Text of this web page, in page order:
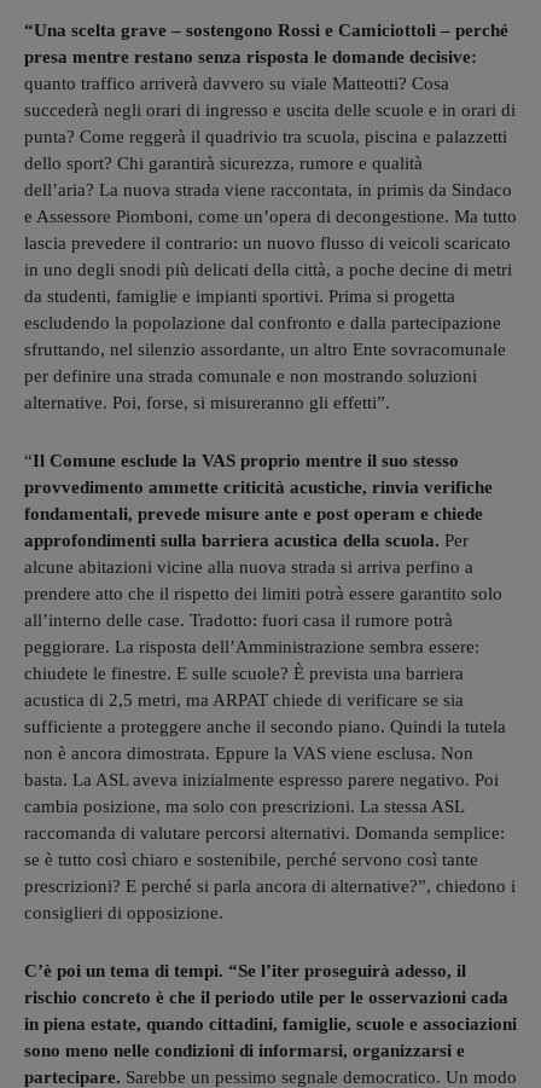
“Una scelta grave – sostengono Rossi e Camiciottoli – perché
presa mentre restano senza risposta le domande decisive:
quanto traffico arriverà davvero su viale Matteotti? Cosa
succederà negli orari di ingresso e uscita delle scuole e in orari di
punta? Come reggerà il quadrivio tra scuola, piscina e palazzetti
dello sport? Chi garantirà sicurezza, rumore e qualità
dell’aria? La nuova strada viene raccontata, in primis da Sindaco
e Assessore Piomboni, come un’opera di decongestione. Ma tutto
lascia prevedere il contrario: un nuovo flusso di veicoli scaricato
in uno degli snodi più delicati della città, a poche decine di metri
da studenti, famiglie e impianti sportivi. Prima si progetta
escludendo la popolazione dal confronto e dalla partecipazione
sfruttando, nel silenzio assordante, un altro Ente sovracomunale
per definire una strada comunale e non mostrando soluzioni
alternative. Poi, forse, si misureranno gli effetti”.
“Il Comune esclude la VAS proprio mentre il suo stesso
provvedimento ammette criticità acustiche, rinvia verifiche
fondamentali, prevede misure ante e post operam e chiede
approfondimenti sulla barriera acustica della scuola. Per
alcune abitazioni vicine alla nuova strada si arriva perfino a
prendere atto che il rispetto dei limiti potrà essere garantito solo
all’interno delle case. Tradotto: fuori casa il rumore potrà
peggiorare. La risposta dell’Amministrazione sembra essere:
chiudete le finestre. E sulle scuole? È prevista una barriera
acustica di 2,5 metri, ma ARPAT chiede di verificare se sia
sufficiente a proteggere anche il secondo piano. Quindi la tutela
non è ancora dimostrata. Eppure la VAS viene esclusa. Non
basta. La ASL aveva inizialmente espresso parere negativo. Poi
cambia posizione, ma solo con prescrizioni. La stessa ASL
raccomanda di valutare percorsi alternativi. Domanda semplice:
se è tutto così chiaro e sostenibile, perché servono così tante
prescrizioni? E perché si parla ancora di alternative?”, chiedono i
consiglieri di opposizione.
C’è poi un tema di tempi. “Se l’iter proseguirà adesso, il
rischio concreto è che il periodo utile per le osservazioni cada
in piena estate, quando cittadini, famiglie, scuole e associazioni
sono meno nelle condizioni di informarsi, organizzarsi e
partecipare. Sarebbe un pessimo segnale democratico. Un modo